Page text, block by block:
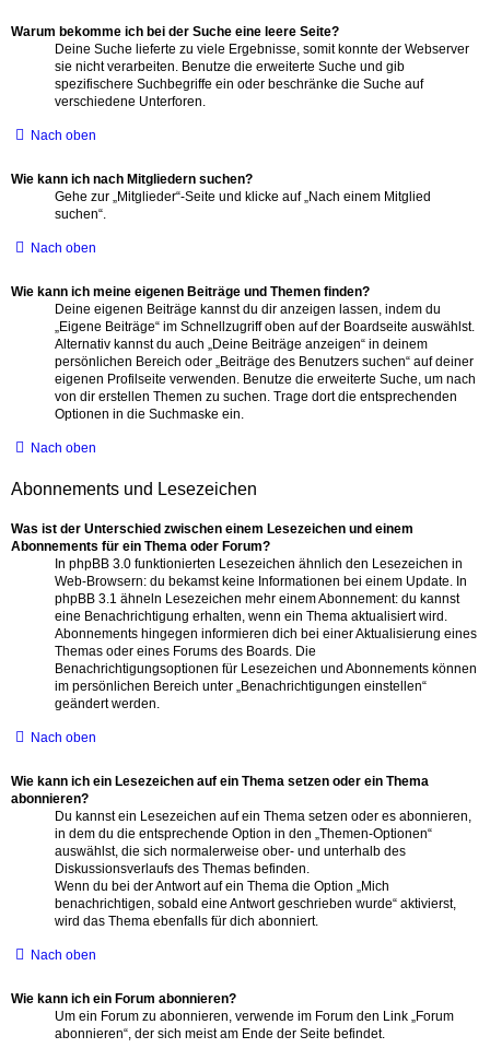
Warum bekomme ich bei der Suche eine leere Seite?
Deine Suche lieferte zu viele Ergebnisse, somit konnte der Webserver
sie nicht verarbeiten. Benutze die erweiterte Suche und gib
spezifischere Suchbegriffe ein oder beschränke die Suche auf
verschiedene Unterforen.
Nach oben
Wie kann ich nach Mitgliedern suchen?
Gehe zur „Mitglieder“-Seite und klicke auf „Nach einem Mitglied
suchen“.
Nach oben
Wie kann ich meine eigenen Beiträge und Themen finden?
Deine eigenen Beiträge kannst du dir anzeigen lassen, indem du
„Eigene Beiträge“ im Schnellzugriff oben auf der Boardseite auswählst.
Alternativ kannst du auch „Deine Beiträge anzeigen“ in deinem
persönlichen Bereich oder „Beiträge des Benutzers suchen“ auf deiner
eigenen Profilseite verwenden. Benutze die erweiterte Suche, um nach
von dir erstellen Themen zu suchen. Trage dort die entsprechenden
Optionen in die Suchmaske ein.
Nach oben
Abonnements und Lesezeichen
Was ist der Unterschied zwischen einem Lesezeichen und einem
Abonnements für ein Thema oder Forum?
In phpBB 3.0 funktionierten Lesezeichen ähnlich den Lesezeichen in
Web-Browsern: du bekamst keine Informationen bei einem Update. In
phpBB 3.1 ähneln Lesezeichen mehr einem Abonnement: du kannst
eine Benachrichtigung erhalten, wenn ein Thema aktualisiert wird.
Abonnements hingegen informieren dich bei einer Aktualisierung eines
Themas oder eines Forums des Boards. Die
Benachrichtigungsoptionen für Lesezeichen und Abonnements können
im persönlichen Bereich unter „Benachrichtigungen einstellen“
geändert werden.
Nach oben
Wie kann ich ein Lesezeichen auf ein Thema setzen oder ein Thema
abonnieren?
Du kannst ein Lesezeichen auf ein Thema setzen oder es abonnieren,
in dem du die entsprechende Option in den „Themen-Optionen“
auswählst, die sich normalerweise ober- und unterhalb des
Diskussionsverlaufs des Themas befinden.
Wenn du bei der Antwort auf ein Thema die Option „Mich
benachrichtigen, sobald eine Antwort geschrieben wurde“ aktivierst,
wird das Thema ebenfalls für dich abonniert.
Nach oben
Wie kann ich ein Forum abonnieren?
Um ein Forum zu abonnieren, verwende im Forum den Link „Forum
abonnieren“, der sich meist am Ende der Seite befindet.